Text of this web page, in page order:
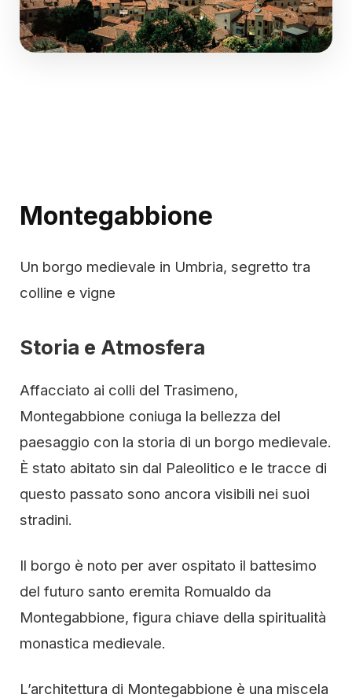
Montegabbione
Un borgo medievale in Umbria, segretto tra
colline e vigne
Storia e Atmosfera
Affacciato ai colli del Trasimeno,
Montegabbione coniuga la bellezza del
paesaggio con la storia di un borgo medievale.
È stato abitato sin dal Paleolitico e le tracce di
questo passato sono ancora visibili nei suoi
stradini.
Il borgo è noto per aver ospitato il battesimo
del futuro santo eremita Romualdo da
Montegabbione, figura chiave della spiritualità
monastica medievale.
L’architettura di Montegabbione è una miscela